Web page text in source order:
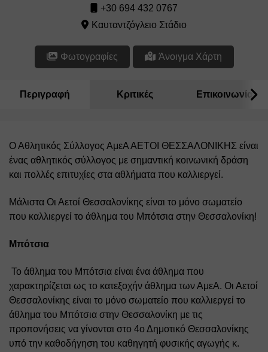
+30 694 432 0767
Καυταντζόγλειο Στάδιο
Φωτογραφίες Άνοιγμα Χάρτη
Περιγραφή Κριτικές Επικοινωνία
Ο Αθλητικός Σύλλογος ΑμεΑ ΑΕΤΟΙ ΘΕΣΣΑΛΟΝΙΚΗΣ είναι
ένας αθλητικός σύλλογος με σημαντική κοινωνική δράση
και πολλές επιτυχίες στα αθλήματα που καλλιεργεί.
Μάλιστα Οι Αετοί Θεσσαλονίκης είναι το μόνο σωματείο
που καλλιεργεί το άθλημα του Μπότσια στην Θεσσαλονίκη!
Μπότσια
χαρακτηρίζεται ως το κατεξοχήν άθλημα των ΑμεΑ. Οι Αετοί
Θεσσαλονίκης είναι το μόνο σωματείο που καλλιεργεί το
άθλημα του Μπότσια στην Θεσσαλονίκη με τις
προπονήσεις να γίνονται στο 4ο Δημοτικό Θεσσαλονίκης
υπό την καθοδήγηση του καθηγητή φυσικής αγωγής κ.